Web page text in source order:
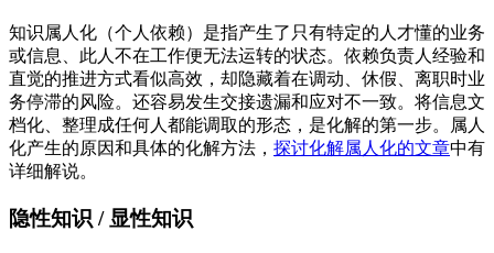
知识属人化（个人依赖）是指产生了只有特定的人才懂的业务
或信息、此人不在工作便无法运转的状态。依赖负责人经验和
直觉的推进方式看似高效，却隐藏着在调动、休假、离职时业
务停滞的风险。还容易发生交接遗漏和应对不一致。将信息文
档化、整理成任何人都能调取的形态，是化解的第一步。属人
化产生的原因和具体的化解方法， 探讨化解属人化的文章中有
详细解说。
隐性知识 / 显性知识